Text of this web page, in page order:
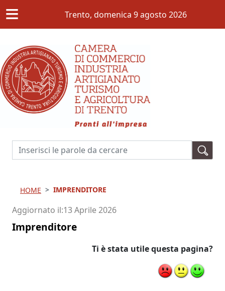
≡ Trento, domenica 9 agosto 2026
Cerca
HOME IMPRENDITORE
Aggiornato il 13 Aprile 2026
Imprenditore
Ti è stata utile questa pagina?